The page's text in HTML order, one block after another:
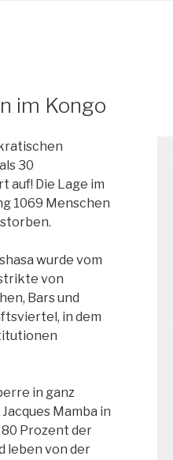
im Kongo
30
auf! Die Lage im
1069 Menschen
wurde vom
von
Bars und
in dem
in ganz
Mamba in
80 Prozent der
leben von der